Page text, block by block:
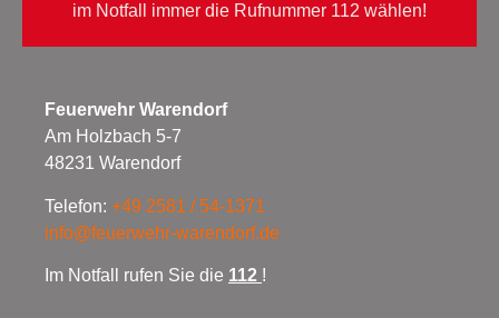
im Notfall immer die Rufnummer 112 wählen!
Feuerwehr Warendorf
Am Holzbach 5-7
48231 Warendorf
Telefon: +49 2581 / 54-1371
info@feuerwehr-warendorf.de
Im Notfall rufen Sie die 112 !